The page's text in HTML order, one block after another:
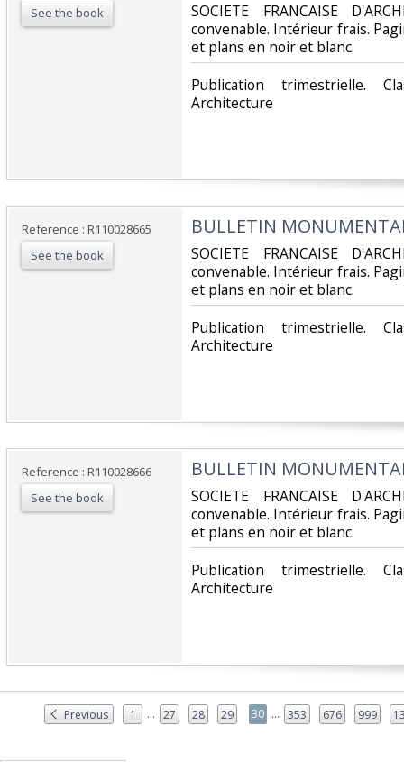
See the book
‎SOCIETE FRANCAISE
convenable. Intérieur frais.
et plans en noir et blanc.‎
‎Publication trimestrielle.
Architecture‎
Reference : R110028665
See the book
‎BULLETIN
‎SOCIETE FRANCAISE
convenable. Intérieur frais.
et plans en noir et blanc.‎
‎Publication trimestrielle.
Architecture‎
Reference : R110028666
See the book
‎BULLETIN
‎SOCIETE FRANCAISE
convenable. Intérieur frais.
et plans en noir et blanc.‎
‎Publication trimestrielle.
Architecture‎
Previous 1 ... 27 28 29 30 ... 353 676 999